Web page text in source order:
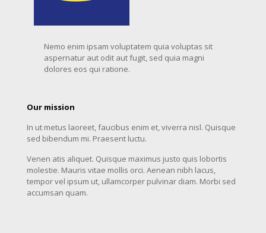
Nemo enim ipsam voluptatem quia voluptas sit
aspernatur aut odit aut fugit, sed quia magni
dolores eos qui ratione.
Our mission
In ut metus laoreet, faucibus enim et, viverra nisl. Quisque
sed bibendum mi. Praesent luctu.
Venen atis aliquet. Quisque maximus justo quis lobortis
molestie. Mauris vitae mollis orci. Aenean nibh lacus,
tempor vel ipsum ut, ullamcorper pulvinar diam. Morbi sed
accumsan quam.